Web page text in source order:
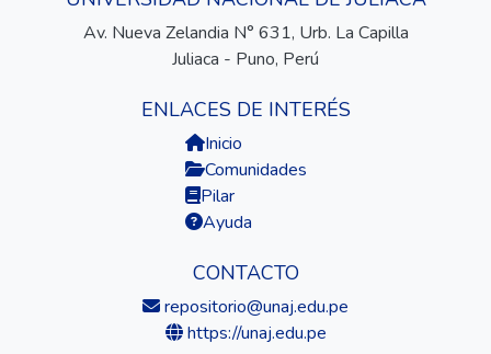
Av. Nueva Zelandia N° 631, Urb. La Capilla
Juliaca - Puno, Perú
ENLACES DE INTERÉS
Inicio
Comunidades
Pilar
Ayuda
CONTACTO
repositorio@unaj.edu.pe
https://unaj.edu.pe